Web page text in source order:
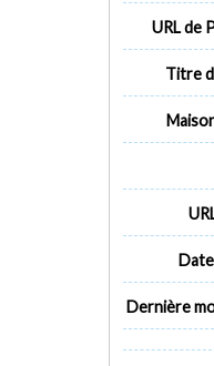
URL de
Titre
Dernière